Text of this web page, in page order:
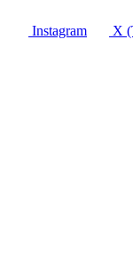
Instagram X